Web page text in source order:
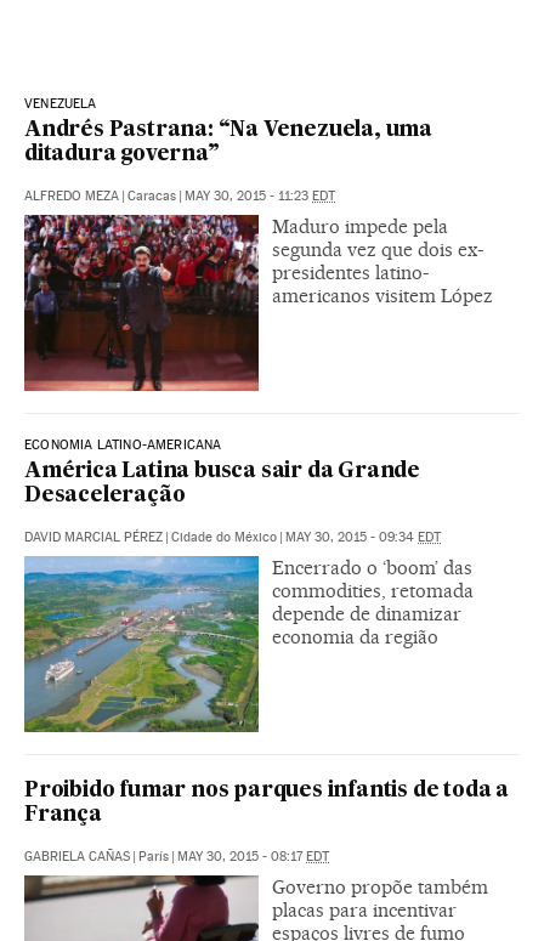
VENEZUELA
Andrés Pastrana: “Na Venezuela, uma
ditadura governa”
ALFREDO MEZA | Caracas | MAY 30, 2015 - 11:23 EDT
Maduro impede pela
segunda vez que dois ex-
presidentes latino-
americanos visitem López
ECONOMIA LATINO-AMERICANA
América Latina busca sair da Grande
Desaceleração
DAVID MARCIAL PÉREZ | Cidade do México | MAY 30, 2015 - 09:34 EDT
Encerrado o ‘boom’ das
commodities, retomada
depende de dinamizar
economia da região
Proibido fumar nos parques infantis de toda a
França
GABRIELA CAÑAS | París | MAY 30, 2015 - 08:17EDT
Governo propõe também
placas para incentivar
espaços livres de fumo